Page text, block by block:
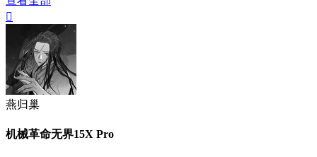

燕归巢
机械革命无界15X Pro